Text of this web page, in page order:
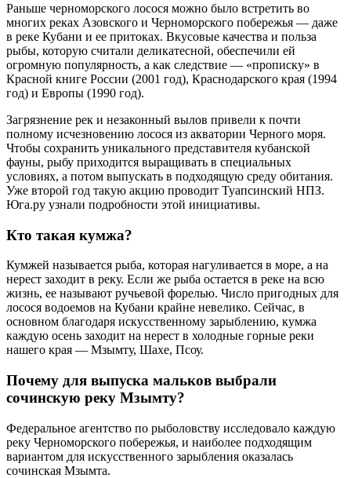
Раньше черноморского лосося можно было встретить во
многих реках Азовского и Черноморского побережья — даже
в реке Кубани и ее притоках. Вкусовые качества и польза
рыбы, которую считали деликатесной, обеспечили ей
огромную популярность, а как следствие — «прописку» в
Красной книге России (2001 год), Краснодарского края (1994
год) и Европы (1990 год).
Загрязнение рек и незаконный вылов привели к почти
полному исчезновению лосося из акватории Черного моря.
Чтобы сохранить уникального представителя кубанской
фауны, рыбу приходится выращивать в специальных
условиях, а потом выпускать в подходящую среду обитания.
Уже второй год такую акцию проводит Туапсинский НПЗ.
Юга.ру узнали подробности этой инициативы.
Кто такая кумжа?
Кумжей называется рыба, которая нагуливается в море, а на
нерест заходит в реку. Если же рыба остается в реке на всю
жизнь, ее называют ручьевой форелью. Число пригодных для
лосося водоемов на Кубани крайне невелико. Сейчас, в
основном благодаря искусственному зарыблению, кумжа
каждую осень заходит на нерест в холодные горные реки
нашего края — Мзымту, Шахе, Псоу.
Почему для выпуска мальков выбрали
сочинскую реку Мзымту?
Федеральное агентство по рыболовству исследовало каждую
реку Черноморского побережья, и наиболее подходящим
вариантом для искусственного зарыбления оказалась
сочинская Мзымта.